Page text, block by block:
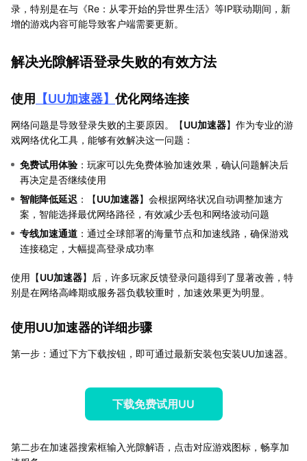
录，特别是在与《Re：从零开始的异世界生活》等IP联动期间，新
增的游戏内容可能导致客户端需要更新。
解决光隙解语登录失败的有效方法
使用 【UU加速器】 优化网络连接
网络问题是导致登录失败的主要原因。【UU加速器】作为专业的游
戏网络优化工具，能够有效解决这一问题：
免费试用体验 ：玩家可以先免费体验加速效果，确认问题解决后
再决定是否继续使用
智能降低延迟 ：【UU加速器】会根据网络状况自动调整加速方
案，智能选择最优网络路径，有效减少丢包和网络波动问题
专线加速通道 ：通过全球部署的海量节点和加速线路，确保游戏
连接稳定，大幅提高登录成功率
使用【UU加速器】后，许多玩家反馈登录问题得到了显著改善，特
别是在网络高峰期或服务器负载较重时，加速效果更为明显。
使用UU加速器的详细步骤
第一步：通过下方下载按钮，即可通过最新安装包安装UU加速器。
下载免费试用UU
第二步在加速器搜索框输入光隙解语，点击对应游戏图标，畅享加